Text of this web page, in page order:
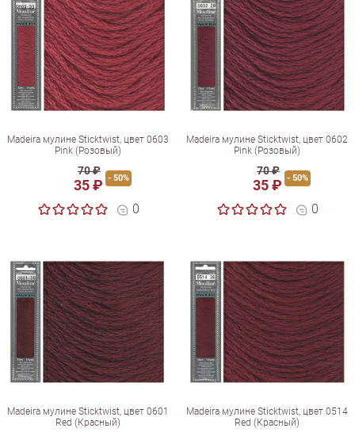
Madeira мулине Sticktwist, цвет 0603
Pink (Розовый)
70 ₽
35 ₽ - 50%
0
Madeira мулине Sticktwist, цвет 0602
Pink (Розовый)
70 ₽
35 ₽ - 50%
0
Madeira мулине Sticktwist, цвет 0601
Red (Красный)
Madeira мулине Sticktwist, цвет 0514
Red (Красный)